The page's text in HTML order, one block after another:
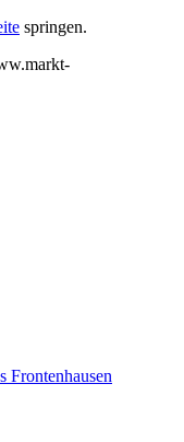
springen.